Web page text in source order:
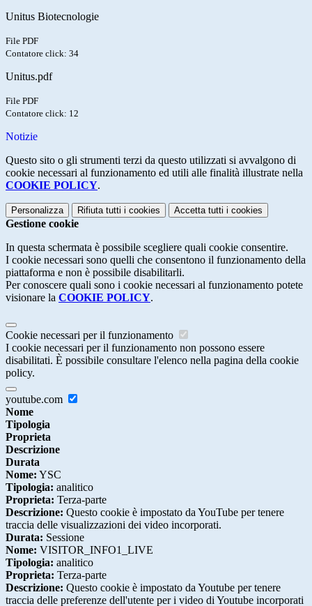
Unitus Biotecnologie
File PDF
Contatore click: 34
Unitus.pdf
File PDF
Contatore click: 12
Notizie
Questo sito o gli strumenti terzi da questo utilizzati si avvalgono di
cookie necessari al funzionamento ed utili alle finalità illustrate nella
COOKIE POLICY.
Personalizza Rifiuta tutti i cookies Accetta tutti i cookies
Gestione cookie
In questa schermata è possibile scegliere quali cookie consentire.
I cookie necessari sono quelli che consentono il funzionamento della
piattaforma e non è possibile disabilitarli.
Per conoscere quali sono i cookie necessari al funzionamento potete
visionare la COOKIE POLICY.
Cookie necessari per il funzionamento
I cookie necessari per il funzionamento non possono essere
disabilitati. È possibile consultare l'elenco nella pagina della cookie
policy.
youtube.com
Nome
Tipologia
Proprieta
Descrizione
Durata
Nome: YSC
Tipologia: analitico
Proprieta: Terza-parte
Descrizione: Questo cookie è impostato da YouTube per tenere
traccia delle visualizzazioni dei video incorporati.
Durata: Sessione
Nome: VISITOR_INFO1_LIVE
Tipologia: analitico
Proprieta: Terza-parte
Descrizione: Questo cookie è impostato da Youtube per tenere
traccia delle preferenze dell'utente per i video di Youtube incorporati